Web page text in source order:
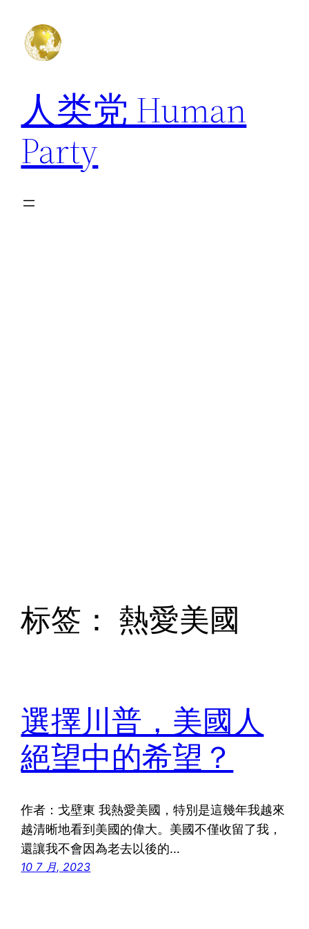
人类党 Human
Party
标签： 熱愛美國
選擇川普，美國人
絕望中的希望？
作者：戈壁東 我熱愛美國，特別是這幾年我越來
越清晰地看到美國的偉大。美國不僅收留了我，
還讓我不會因為老去以後的…
10 7 月, 2023